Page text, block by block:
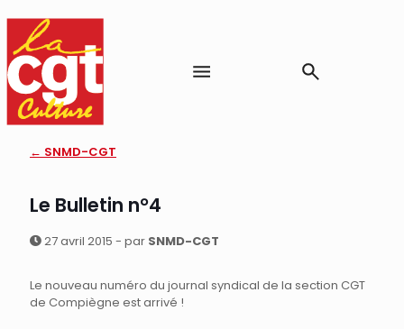
← SNMD-CGT
Le Bulletin n°4
27 avril 2015 - par SNMD-CGT
Le nouveau numéro du journal syndical de la section CGT
de Compiègne est arrivé !